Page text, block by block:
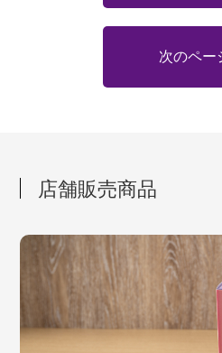
次のペー
店舗販売商品